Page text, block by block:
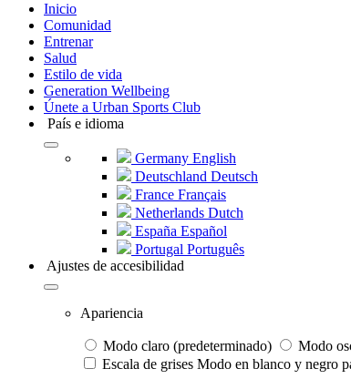
Inicio
Comunidad
Entrenar
Salud
Estilo de vida
Generation Wellbeing
Únete a Urban Sports Club
País e idioma
Germany English
Deutschland Deutsch
France Français
Netherlands Dutch
España Español
Portugal Português
Ajustes de accesibilidad
Apariencia
Modo claro (predeterminado) Modo
Escala de grises Modo en blanco y negro